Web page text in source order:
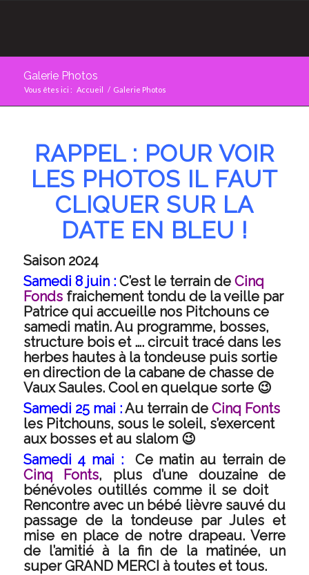
Galerie Photos
Vous êtes ici : Accueil / Galerie Photos
RAPPEL : POUR VOIR
LES PHOTOS IL FAUT
CLIQUER SUR LA
DATE EN BLEU !
Saison 2024
Samedi 8 juin :C’est le terrain de Cinq
Fondsfraichement tondu de la veille par
Patrice qui accueille nos Pitchouns ce
samedi matin. Au programme, bosses,
structure bois et …. circuit tracé dans les
herbes hautes à la tondeuse puis sortie
en direction de la cabane de chasse de
Vaux Saules. Cool en quelque sorte 😉
Samedi 25 mai :Au terrain de Cinq Fonts
les Pitchouns, sous le soleil, s’exercent
aux bosses et au slalom 😉
Samedi 4 mai :Ce matin au terrain de
Cinq Fonts, plus d’une douzaine de
bénévoles outillés comme il se doit
Rencontre avec un bébé lièvre sauvé du
passage de la tondeuse par Jules et
mise en place de notre drapeau. Verre
de l’amitié à la fin de la matinée, un
super GRAND MERCI à toutes et tous.